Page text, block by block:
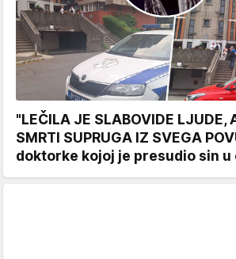
"LEČILA JE SLABOVIDE LJUDE,
SMRTI SUPRUGA IZ SVEGA
doktorke kojoj je presudio sin u